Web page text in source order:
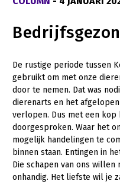
Goed eten
Sterk
Transitiepaden
Thema’s
Gezonde planten
Gezonde dieren
De rustige periode tussen
gebruikt om met onze
door te nemen. Dat was
dierenarts en het
verlopen. Dus met een
doorgesproken. Waar het
mogelijk handelingen te
binnen staan. Entingen in
Die schapen van ons
onhandig. Het liefste wil je